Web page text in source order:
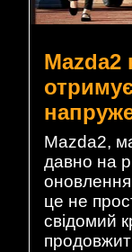
Mazda2
Mazda2,
давно на
це не
свідомий